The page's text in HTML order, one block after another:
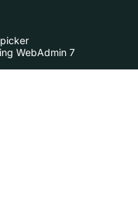
WebAdmin 7